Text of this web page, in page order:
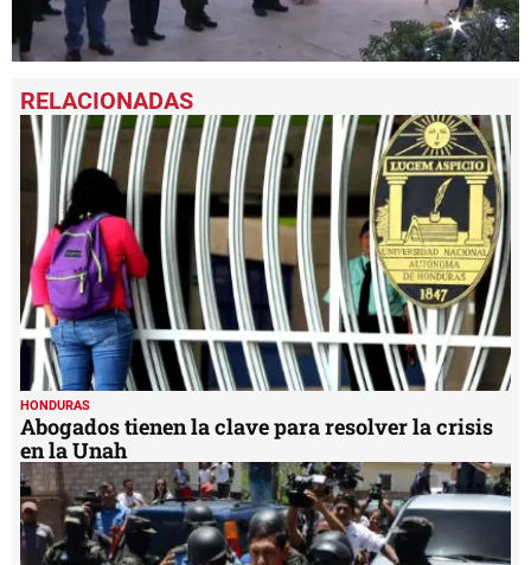
seconds
of
minutes,
seconds
HONDURAS
Abogados tienen la clave para resolver la crisis
en la Unah